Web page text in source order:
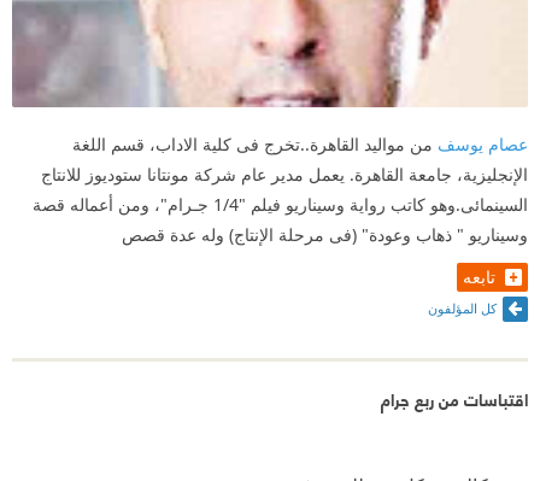
عصام يوسف من مواليد القاهرة..تخرج فى كلية الاداب، قسم اللغة
الإنجليزية، جامعة القاهرة. يعمل مدير عام شركة مونتانا ستوديوز للانتاج
السينمائى.وهو كاتب رواية وسيناريو فيلم "1/4 جـرام"، ومن أعماله قصة
وسيناريو " ذهاب وعودة" (فى مرحلة الإنتاج) وله عدة قصص
تابعه
كل المؤلفون
اقتباسات من ربع جرام